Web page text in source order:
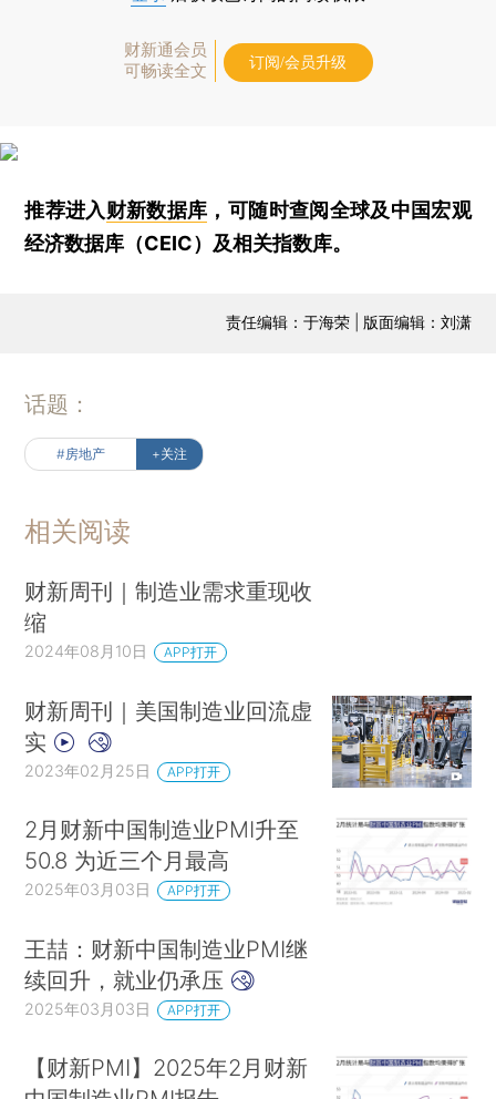
财新通会员
可畅读全文
订阅/会员升级
推荐进入财新数据库 ，可随时查阅全球及中国宏观
经济数据库（CEIC）及相关指数库。
责任编辑：于海荣 | 版面编辑：刘潇
话题：
#房地产 +关注
相关阅读
财新周刊｜制造业需求重现收
缩
2024年08月10日 APP打开
财新周刊｜美国制造业回流虚
实
2023年02月25日 APP打开
2月财新中国制造业PMI升至
50.8 为近三个月最高
2025年03月03日 APP打开
王喆：财新中国制造业PMI继
续回升，就业仍承压
2025年03月03日 APP打开
【财新PMI】2025年2月财新